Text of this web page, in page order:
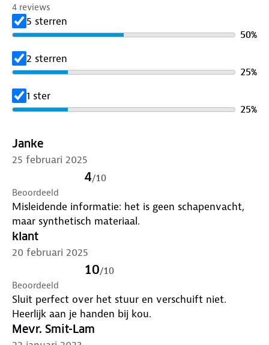
4 reviews
5 sterren
50%
2 sterren
25%
1 ster
25%
Janke
25 februari 2025
4/10
Beoordeeld
Misleidende informatie: het is geen schapenvacht,
maar synthetisch materiaal.
klant
20 februari 2025
10/10
Beoordeeld
Sluit perfect over het stuur en verschuift niet.
Heerlijk aan je handen bij kou.
Mevr. Smit-Lam